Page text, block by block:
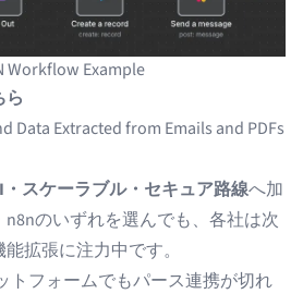
Workflow Example
ら
Data Extracted from Emails and PDFs
・スケーラブル・セキュア路線へ加
n8nのいずれを選んでも、各社は次
拡張に注力中です。
トフォームでもパース連携が切れ